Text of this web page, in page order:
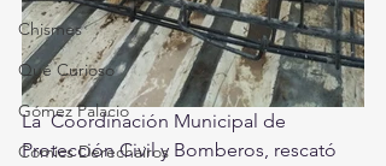
Chismes
Qué Curioso
Gómez Palacio
Comics Derechairos
La  Coordinación Municipal de
Protección Civil y Bomberos, rescató